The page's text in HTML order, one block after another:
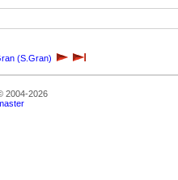
(S.Gran)
2004-2026